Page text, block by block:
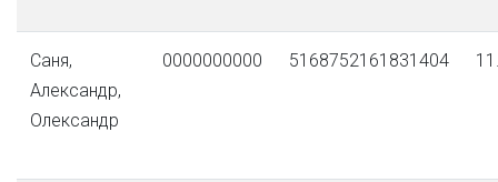
Саня,
Александр,
Олександр
0000000000 5168752161831404